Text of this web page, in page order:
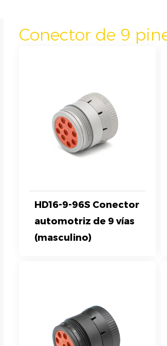
Conector de 9
HD16-9-96S Conector
automotriz de 9 vías
(masculino)